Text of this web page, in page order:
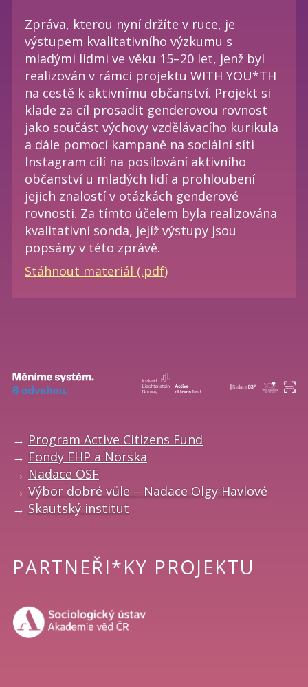
Zpráva, kterou nyní držíte v ruce, je
výstupem kvalitativního výzkumu s
mladými lidmi ve věku 15–20 let, jenž byl
realizován v rámci projektu WITH YOU*TH
na cestě k aktivnímu občanství. Projekt si
klade za cíl prosadit genderovou rovnost
jako součást výchovy vzdělávacího kurikula
a dále pomocí kampaně na sociální síti
Instagram cílí na posilování aktivního
občanství u mladých lidí a prohloubení
jejich znalostí v otázkách genderové
rovnosti. Za tímto účelem byla realizována
kvalitativní sonda, jejíž výstupy jsou
popsány v této zprávě.
Stáhnout materiál (.pdf)
→ Program Active Citizens Fund
→ Fondy EHP a Norska
→ Nadace OSF
→ Výbor dobré vůle – Nadace Olgy Havlové
→ Skautský institut
PARTNEŘI*KY PROJEKTU